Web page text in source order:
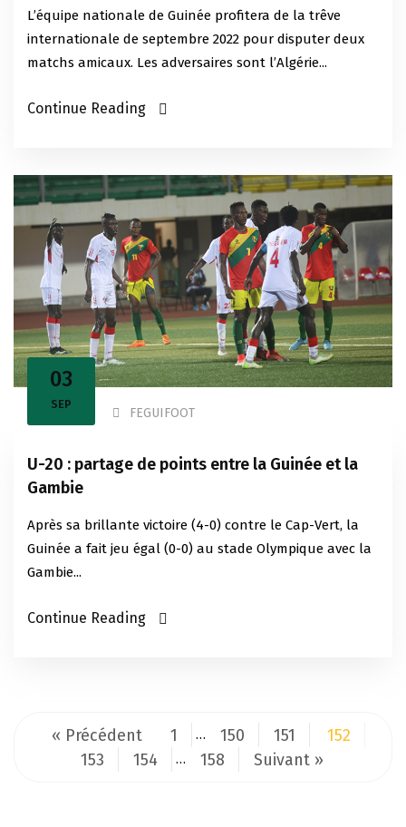
L’équipe nationale de Guinée profitera de la trêve
internationale de septembre 2022 pour disputer deux
matchs amicaux. Les adversaires sont l’Algérie...
Continue Reading
03
SEP
FEGUIFOOT
U-20 : partage de points entre la Guinée et la
Gambie
Après sa brillante victoire (4-0) contre le Cap-Vert, la
Guinée a fait jeu égal (0-0) au stade Olympique avec la
Gambie...
Continue Reading
« Précédent 1 … 150 151
152
153
154 … 158 Suivant »